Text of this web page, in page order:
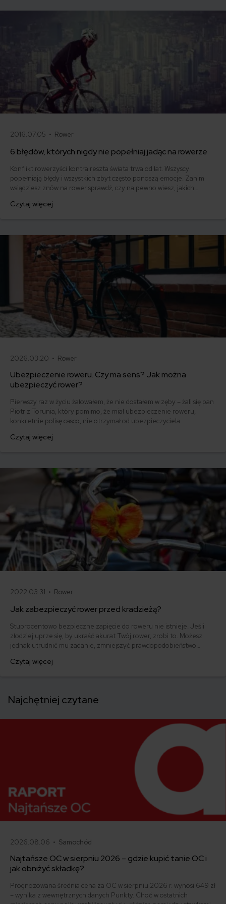
2016.07.05 • Rower
6 błędów, których nigdy nie popełniaj jadąc na rowerze
Konflikt rowerzyści kontra reszta świata trwa od lat. Wszyscy
popełniają błędy i wszystkich zbyt często ponoszą emocje. Zanim
wsiądziesz znów na rower sprawdź, czy na pewno wiesz, jakich
bezpieczny.
Czytaj więcej
2026.03.20 • Rower
Ubezpieczenie roweru. Czy ma sens? Jak można
ubezpieczyć rower?
Pierwszy raz w życiu żałowałem, że nie dostałem w zęby – żali się pan
Piotr z Torunia, który pomimo, że miał ubezpieczenie roweru,
konkretnie polisę casco, nie otrzymał od ubezpieczyciela
ochroną siebie i swojego jednośladu zapoznaj się z poniższym
Czytaj więcej
2022.03.31 • Rower
Jak zabezpieczyć rower przed kradzieżą?
Stuprocentowo bezpieczne zapięcie do roweru nie istnieje. Jeśli
złodziej uprze się, by ukraść akurat Twój rower, zrobi to. Możesz
jednak utrudnić mu zadanie, zmniejszyć prawdopodobieństwo
Czytaj więcej
Najchętniej czytane
2026.08.06 • Samochód
Najtańsze OC w sierpniu 2026 – gdzie kupić tanie OC i
jak obniżyć składkę?
Prognozowana średnia cena za OC w sierpniu 2026 r. wynosi 649 zł
– wynika z wewnętrznych danych Punkty. Choć w ostatnich